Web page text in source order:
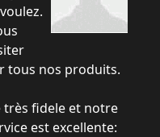
tous nos produits.
très fidele et notre
est excellente: